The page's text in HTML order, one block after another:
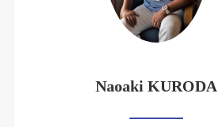
Naoaki KURODA